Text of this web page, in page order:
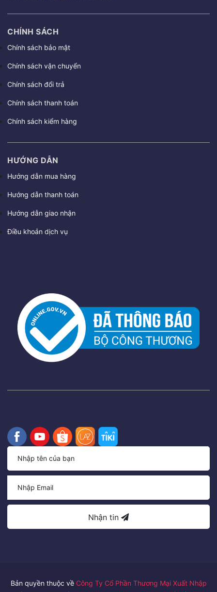
CHÍNH SÁCH
Chính sách bảo mật
Chính sách vận chuyển
Chính sách đổi trả
Chính sách thanh toán
Chính sách kiểm hàng
HƯỚNG DẪN
Hướng dẫn mua hàng
Hướng dẫn thanh toán
Hướng dẫn giao nhận
Điều khoản dịch vụ
Nhận tin
Bản quyền thuộc về Công Ty Cổ Phần Thương Mại Xuất Nhập